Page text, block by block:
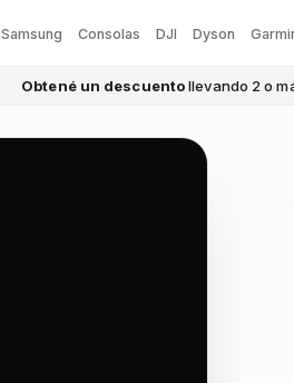
Samsung Consolas DJI Dyson
Obtené un descuentollevando 2 o